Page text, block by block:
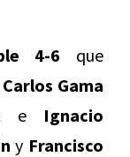
4-6 que
Gama
e Ignacio
y Francisco